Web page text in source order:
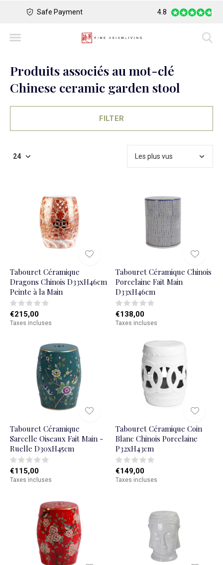
Safe Payment Largest Collection
4.8
Produits associés au mot-clé
Chinese ceramic garden stool
FILTER
Tabouret Céramique
Dragons Chinois D33xH46cm
Peinte à la Main
€215,00
Taxes incluses
Tabouret Céramique Chinois
Porcelaine Fait Main
D33xH46cm
€138,00
Taxes incluses
Tabouret Céramique
Sarcelle Oiseaux Fait Main -
Ruelle D30xH45cm
€115,00
Taxes incluses
Tabouret Céramique Coin
Blanc Chinois Porcelaine
P32xH43cm
€149,00
Taxes incluses